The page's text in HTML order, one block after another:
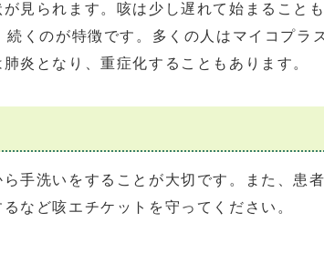
見られます。咳は少し遅れて始まること
くのが特徴です。多くの人はマイコプラ
炎となり、重症化することもあります。
手洗いをすることが大切です。また、患
など咳エチケットを守ってください。